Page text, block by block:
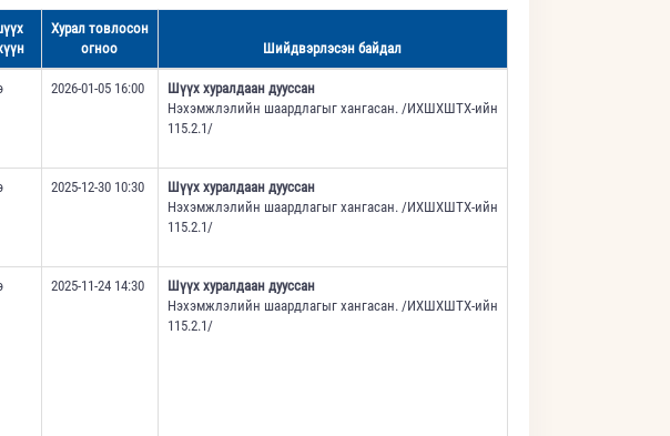
Хурал товлосон
огноо
Шийдвэрлэсэн байдал
2026-01-05 16:00
Шүүх хуралдаан дууссан
Нэхэмжлэлийн шаардлагыг хангасан. /ИХШХШТХ-ийн
115.2.1/
2025-12-30 10:30
Шүүх хуралдаан дууссан
Нэхэмжлэлийн шаардлагыг хангасан. /ИХШХШТХ-ийн
115.2.1/
2025-11-24 14:30
Шүүх хуралдаан дууссан
Нэхэмжлэлийн шаардлагыг хангасан. /ИХШХШТХ-ийн
115.2.1/